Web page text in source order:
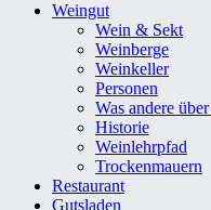
Weingut
Wein & Sekt
Weinberge
Weinkeller
Personen
Was andere
Historie
Weinlehrpfad
Trockenmauern
Restaurant
Gutsladen